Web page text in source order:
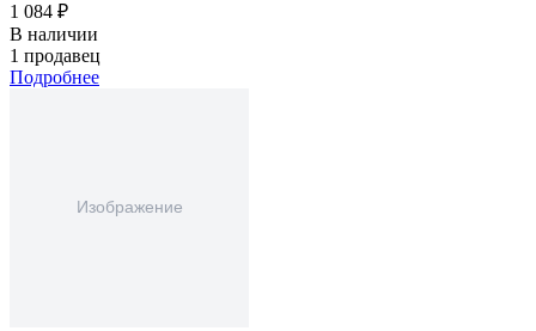
1 084 ₽
В наличии
1 продавец
Подробнее